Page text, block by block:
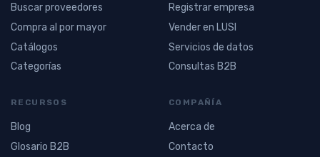
Buscar proveedores
Compra al por mayor
Catálogos
Categorías
Registrar empresa
Vender en LUSI
Servicios de datos
Consultas B2B
RECURSOS
Blog
Glosario B2B
COMPAÑÍA
Acerca de
Contacto